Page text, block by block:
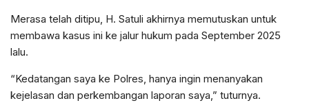
Merasa telah ditipu, H. Satuli akhirnya memutuskan untuk
membawa kasus ini ke jalur hukum pada September 2025
lalu.
“Kedatangan saya ke Polres, hanya ingin menanyakan
kejelasan dan perkembangan laporan saya,” tuturnya.